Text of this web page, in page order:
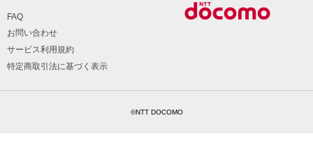
FAQ
お問い合わせ
サービス利用規約
特定商取引法に基づく表示
©NTT DOCOMO